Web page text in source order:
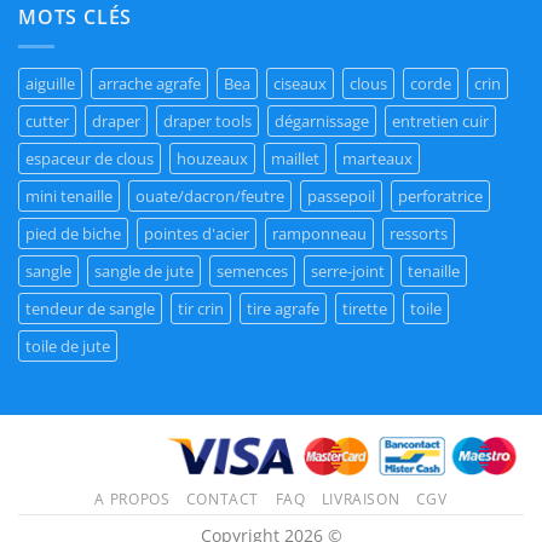
MOTS CLÉS
aiguille arrache agrafe Bea ciseaux clous corde
crin
cutter
draper draper tools dégarnissage
entretien cuir
espaceur de clous
houzeaux maillet
marteaux
mini tenaille
ouate/dacron/feutre passepoil
perforatrice
pied de biche
pointes d'acier ramponneau
ressorts
sangle
sangle de jute semences serre-joint
tenaille
tendeur de sangle
tir crin tire agrafe tirette
toile
toile de jute
A PROPOS CONTACT FAQ LIVRAISON CGV
Copyright 2026 ©